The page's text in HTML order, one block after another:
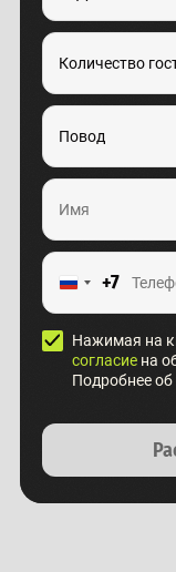
Количество
Повод
+7
Нажимая на
согласие на
Подробнее